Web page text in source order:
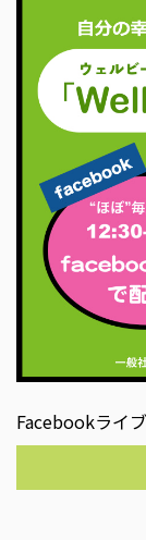
Facebookライ